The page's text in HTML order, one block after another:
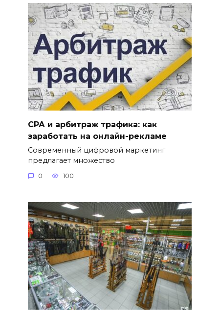
СРА и арбитраж трафика: как
заработать на онлайн-рекламе
Современный цифровой маркетинг
предлагает множество
0 100